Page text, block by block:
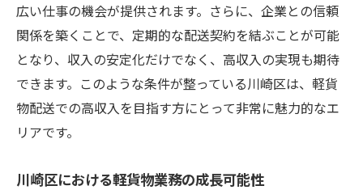
広い仕事の機会が提供されます。さらに、企業との信頼
関係を築くことで、定期的な配送契約を結ぶことが可能
となり、収入の安定化だけでなく、高収入の実現も期待
できます。このような条件が整っている川崎区は、軽貨
物配送での高収入を目指す方にとって非常に魅力的なエ
リアです。
川崎区における軽貨物業務の成長可能性